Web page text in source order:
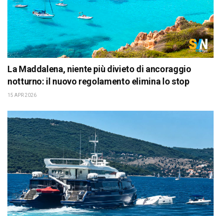
La Maddalena, niente più divieto di ancoraggio
notturno: il nuovo regolamento elimina lo stop
15 APR 2026